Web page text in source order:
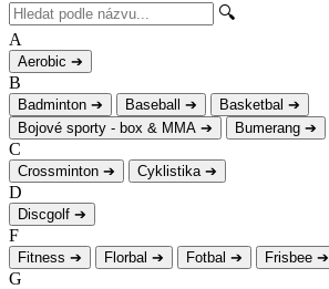
🔍
A
Aerobic ➔
B
Badminton ➔ Baseball ➔ Basketbal ➔
Bojové sporty - box & MMA ➔ Bumerang ➔
C
Crossminton ➔ Cyklistika ➔
D
Discgolf ➔
F
Fitness ➔ Florbal ➔ Fotbal ➔ Frisbee ➔
G